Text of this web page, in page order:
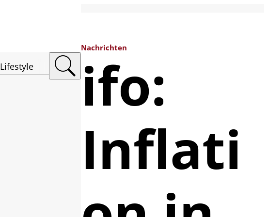
Lifestyle
Nachrichten
ifo:
Inflati